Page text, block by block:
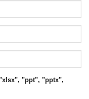
"ppt", "pptx",